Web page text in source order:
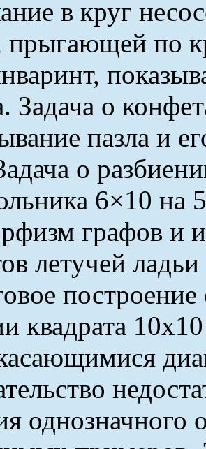
в круг
прыгающей по
Задача о
пазла и
о
6×10 на
графов и
летучей
квадрата
однозначного